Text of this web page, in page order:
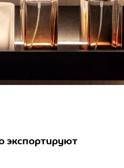
экспортируют